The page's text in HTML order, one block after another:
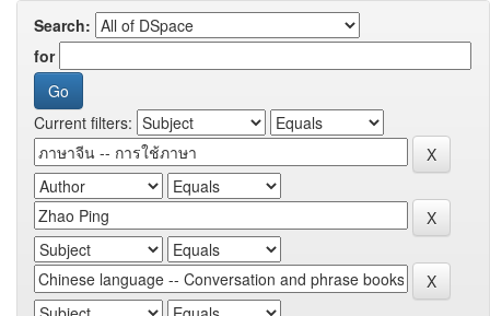
Search:
for
Current filters: